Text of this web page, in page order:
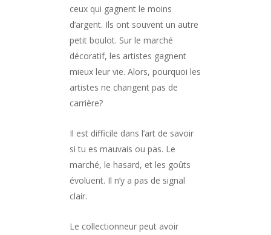
ceux qui gagnent le moins
d’argent. Ils ont souvent un autre
petit boulot. Sur le marché
décoratif, les artistes gagnent
mieux leur vie. Alors, pourquoi les
artistes ne changent pas de
carrière?
Il est difficile dans l’art de savoir
si tu es mauvais ou pas. Le
marché, le hasard, et les goûts
évoluent. Il n’y a pas de signal
clair.
Le collectionneur peut avoir